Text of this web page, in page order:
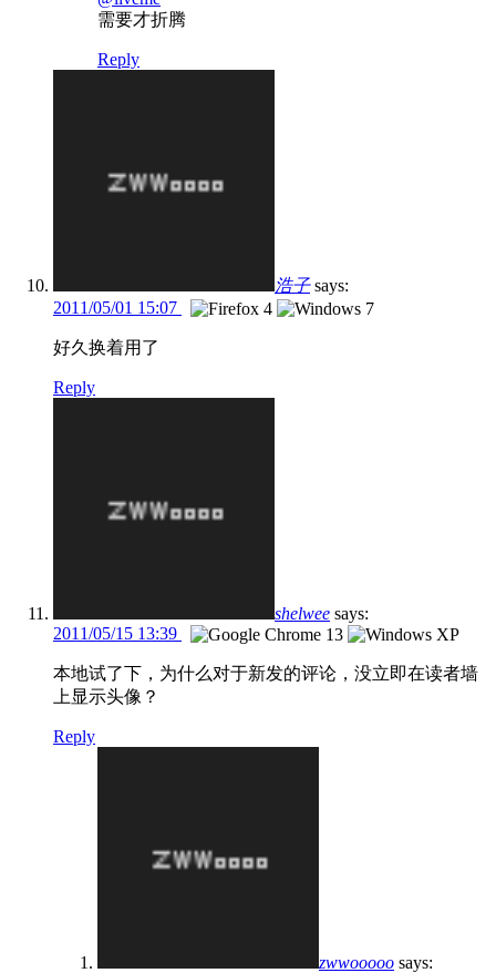
需要才折腾
Reply
浩子 says:
2011/05/01 15:07
好久换着用了
Reply
shelwee says:
2011/05/15 13:39
本地试了下，为什么对于新发的评论，没立即在读者墙
上显示头像？
Reply
zwwooooo says: